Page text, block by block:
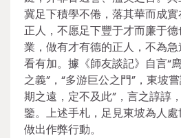
冀足下積學不倦，落其華而成
正人，不愿足下豐于才而廉于
業，做有才有德的正人，不為
看有加。據《師友談記》自言“
之義”，“多游巨公之門”，東坡
期之遠，定不及此”，言之諄諄
鑒。上述手札，足見東坡為人
做出作弊行動。